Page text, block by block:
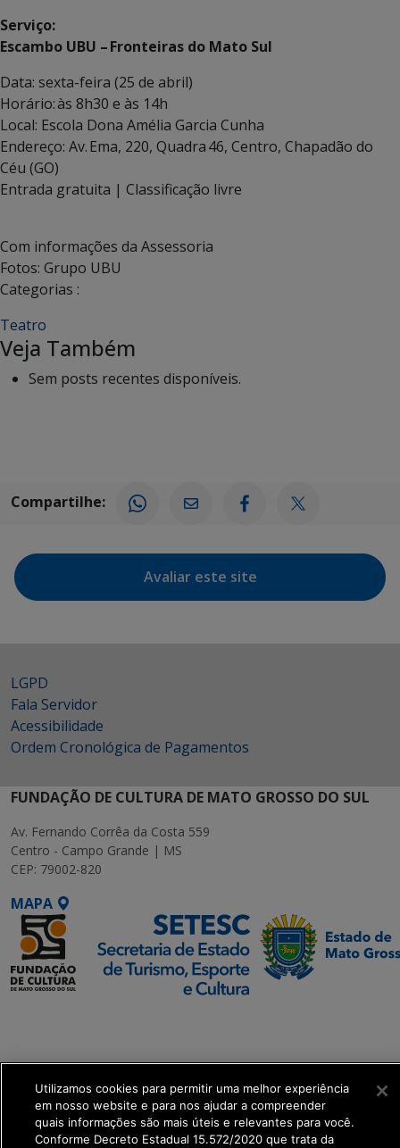
Serviço:
Escambo UBU – Fronteiras do Mato Sul
Data: sexta-feira (25 de abril)
Horário: às 8h30 e às 14h
Local: Escola Dona Amélia Garcia Cunha
Endereço: Av. Ema, 220, Quadra 46, Centro, Chapadão do
Céu (GO)
Entrada gratuita | Classificação livre
Com informações da Assessoria
Fotos: Grupo UBU
Categorias :
Teatro
Veja Também
Sem posts recentes disponíveis.
Compartilhe:
Avaliar este site
LGPD
Fala Servidor
Acessibilidade
Ordem Cronológica de Pagamentos
FUNDAÇÃO DE CULTURA DE MATO GROSSO DO SUL
Av. Fernando Corrêa da Costa 559
Centro - Campo Grande | MS
CEP: 79002-820
MAPA
Transformação Digital
get_footer();
Utilizamos cookies para permitir uma melhor experiência
em nosso website e para nos ajudar a compreender
quais informações são mais úteis e relevantes para você.
Conforme Decreto Estadual 15.572/2020 que trata da